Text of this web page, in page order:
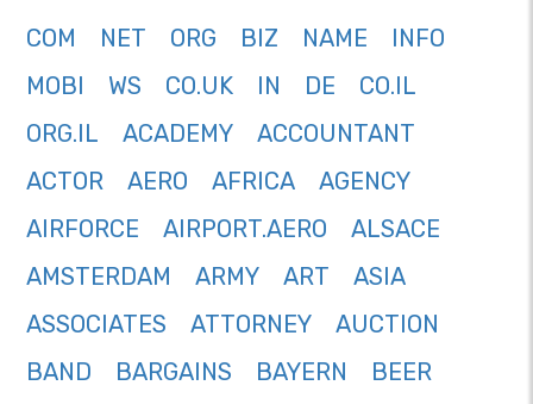
COM NET ORG BIZ NAME
INFO
MOBI
WS CO.UK IN DE
CO.IL
ORG.IL
ACADEMY
ACCOUNTANT
ACTOR
AERO AFRICA
AGENCY
AIRFORCE
AIRPORT.AERO
ALSACE
AMSTERDAM
ARMY ART
ASIA
ASSOCIATES
ATTORNEY
AUCTION
BAND
BARGAINS BAYERN
BEER